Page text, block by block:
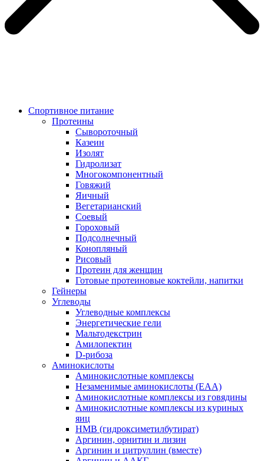
Спортивное питание
Протеины
Сывороточный
Казеин
Изолят
Гидролизат
Многокомпонентный
Говяжий
Яичный
Вегетарианский
Соевый
Гороховый
Подсолнечный
Конопляный
Рисовый
Протеин для женщин
Готовые протеиновые коктейли, напитки
Гейнеры
Углеводы
Углеводные комплексы
Энергетические гели
Мальтодекстрин
Амилопектин
D-рибоза
Аминокислоты
Аминокислотные комплексы
Незаменимые аминокислоты (EAA)
Аминокислотные комплексы из говядины
Аминокислотные комплексы из куриных
яиц
HMB (гидроксиметилбутират)
Аргинин, орнитин и лизин
Аргинин и цитруллин (вместе)